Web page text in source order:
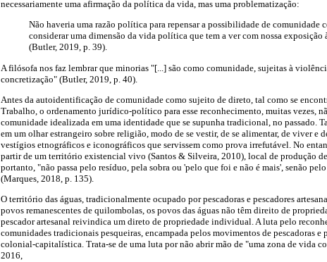
necessariamente uma afirmação da política da vida, mas uma problematização:
Não haveria uma razão política para repensar a possibilidade de comunidade
considerar uma dimensão da vida política que tem a ver com nossa
(Butler, 2019, p. 39).
A filósofa nos faz lembrar que minorias "[...] são como comunidade, sujeitas à
concretização" (Butler, 2019, p. 40).
Antes da autoidentificação de comunidade como sujeito de direto, tal como se
Trabalho, o ordenamento jurídico-político para esse reconhecimento, muitas vezes,
comunidade idealizada em uma identidade que se supunha tradicional, no passado.
em um olhar estrangeiro sobre religião, modo de se vestir, de se alimentar, de viver
vestígios etnográficos e iconográficos que servissem como prova irrefutável. No
partir de um território existencial vivo (Santos & Silveira, 2010), local de produção
portanto, "não passa pelo resíduo, pela sobra ou 'pelo que foi e não é mais', senão
(Marques, 2018, p. 135).
O território das águas, tradicionalmente ocupado por pescadoras e pescadores
povos remanescentes de quilombolas, os povos das águas não têm direito de
pescador artesanal reivindica um direto de propriedade individual. A luta pelo
comunidades tradicionais pesqueiras, encampada pelos movimentos de pescadoras e
colonial-capitalística. Trata-se de uma luta por não abrir mão de "uma zona de vida
2016,